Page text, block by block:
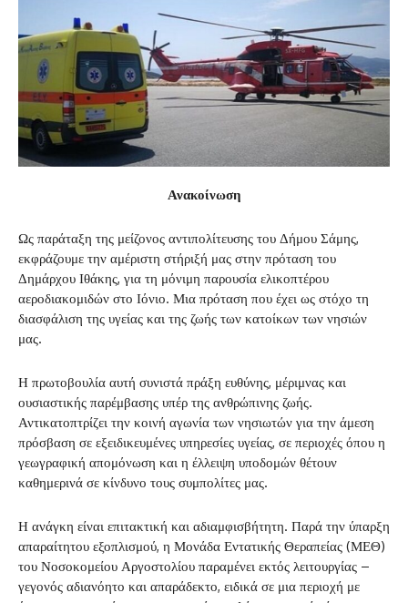
Ανακοίνωση
Ως παράταξη της μείζονος αντιπολίτευσης του Δήμου Σάμης,
εκφράζουμε την αμέριστη στήριξή μας στην πρόταση του
Δημάρχου Ιθάκης, για τη μόνιμη παρουσία ελικοπτέρου
αεροδιακομιδών στο Ιόνιο. Μια πρόταση που έχει ως στόχο τη
διασφάλιση της υγείας και της ζωής των κατοίκων των νησιών
μας.
Η πρωτοβουλία αυτή συνιστά πράξη ευθύνης, μέριμνας και
ουσιαστικής παρέμβασης υπέρ της ανθρώπινης ζωής.
Αντικατοπτρίζει την κοινή αγωνία των νησιωτών για την άμεση
πρόσβαση σε εξειδικευμένες υπηρεσίες υγείας, σε περιοχές όπου η
γεωγραφική απομόνωση και η έλλειψη υποδομών θέτουν
καθημερινά σε κίνδυνο τους συμπολίτες μας.
Η ανάγκη είναι επιτακτική και αδιαμφισβήτητη. Παρά την ύπαρξη
απαραίτητου εξοπλισμού, η Μονάδα Εντατικής Θεραπείας (ΜΕΘ)
του Νοσοκομείου Αργοστολίου παραμένει εκτός λειτουργίας –
γεγονός αδιανόητο και απαράδεκτο, ειδικά σε μια περιοχή με